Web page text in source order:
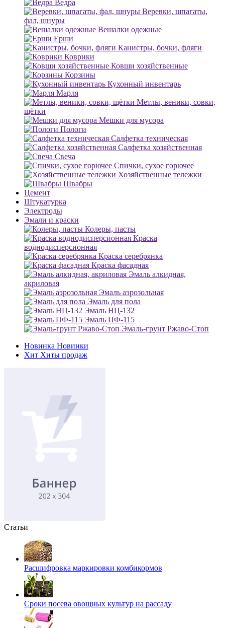
Ведра
Веревки, шпагаты,
фал, шнуры
Вешалки одежные
Ерши
Канистры, бочки, фляги
Коврики
Ковши хозяйственные
Корзины
Кухонный инвентарь
Марля
Метлы, веники, совки,
щётки
Мешки для мусора
Пологи
Салфетка техническая
Салфетка хозяйственная
Свеча
Спички, сухое горючее
Хозяйственные тележки
Швабры
Цемент
Штукатурка
Электроды
Эмали и краски
Колеры, пасты
Краска
воднодисперсионная
Краска серебрянка
Краска фасадная
Эмаль алкидная,
акриловая
Эмаль аэрозольная
Эмаль для пола
Эмаль НЦ-132
Эмаль ПФ-115
Эмаль-грунт Ржаво-Стоп
Новинка Новинки
Хит Хиты продаж
Статьи
Расшифровка маркировки комбикормов
Сроки посева овощных культур на рассаду